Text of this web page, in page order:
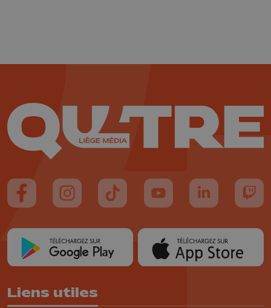
Suivez-nous sur FaceBook
Suivez-nous sur Instagram
Suivez-nous sur TikTok
Suivez-nous sur YouTube
Suivez-nous
Liens utiles